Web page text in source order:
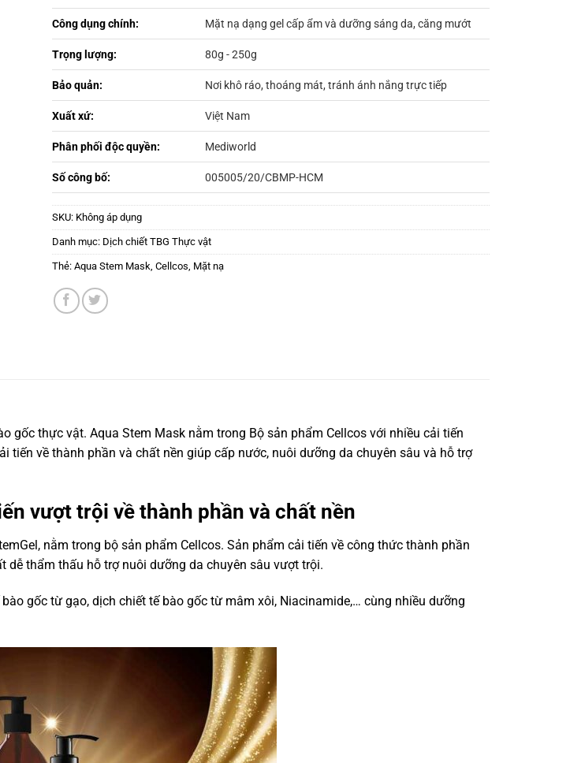
Công dụng chính: Mặt nạ dạng gel cấp ẩm và dưỡng sáng da, căng mướt
Trọng lượng: 80g - 250g
Bảo quản: Nơi khô ráo, thoáng mát, tránh ánh nắng trực tiếp
Xuất xứ: Việt Nam
Phân phối độc quyền: Mediworld
Số công bố: 005005/20/CBMP-HCM
SKU: Không áp dụng
Danh mục: Dịch chiết TBG Thực vật
Thẻ: Aqua Stem Mask Cellcos Mặt nạ
gốc thực vật. Aqua Stem Mask nằm trong Bộ sản phẩm Cellcos với nhiều cải tiến
về thành phần và chất nền giúp cấp nước, nuôi dưỡng da chuyên sâu và hỗ trợ
vượt trội về thành phần và chất nền
nằm trong bộ sản phẩm Cellcos. Sản phẩm cải tiến về công thức thành phần
thẩm thấu hỗ trợ nuôi dưỡng da chuyên sâu vượt trội.
gốc từ gạo, dịch chiết tế bào gốc từ mâm xôi, Niacinamide,… cùng nhiều dưỡng